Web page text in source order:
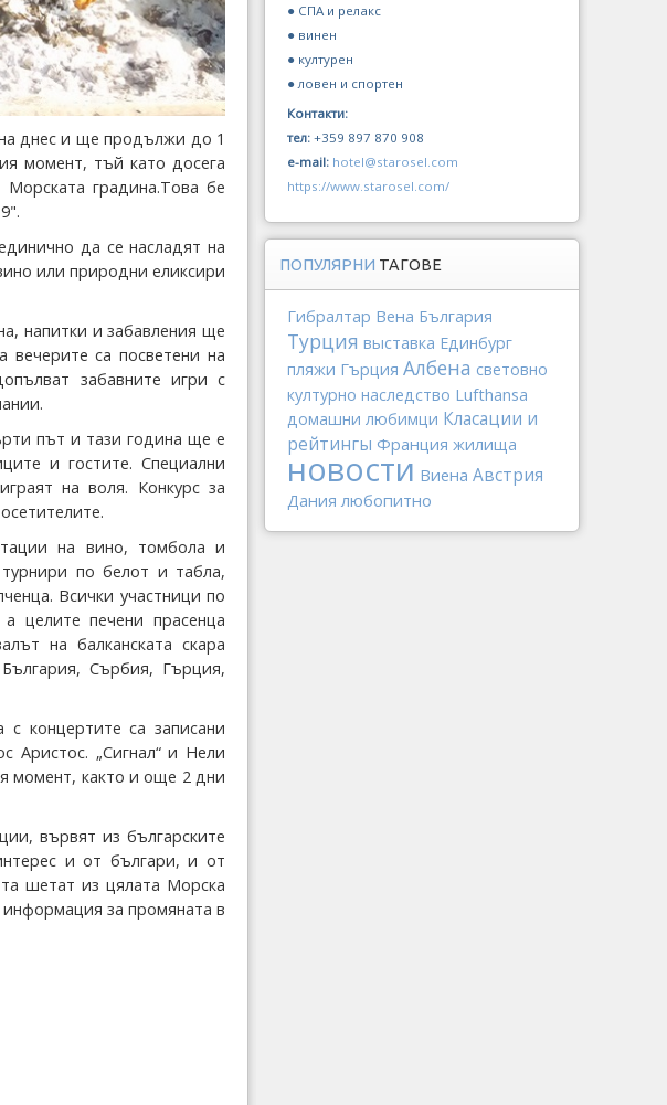
днес и ще продължи до 1
момент, тъй като досега
градина.Това бе
да се насладят на
или природни еликсири
напитки и забавления ще
вечерите са посветени на
забавните игри с
път и тази година ще е
и гостите. Специални
на воля. Конкурс за
на вино, томбола и
по белот и табла,
Всички участници по
целите печени прасенца
на балканската скара
Сърбия, Гърция,
концертите са записани
Аристос. „Сигнал“ и Нели
момент, както и още 2 дни
вървят из българските
и от българи, и от
шетат из цялата Морска
информация за промяната в
● СПА и релакс
● винен
● културен
● ловен и спортен
Контакти:
тел: +359 897 870 908
e-mail: hotel@starosel.com
https://www.starosel.com/
ПОПУЛЯРНИ ТАГОВЕ
Гибралтар Вена България
Турция выставка Единбург
пляжи Гърция Албена световно
културно наследство Lufthansa
домашни любимци Класации и
рейтингы Франция жилища
новости Виена Австрия
Дания любопитно